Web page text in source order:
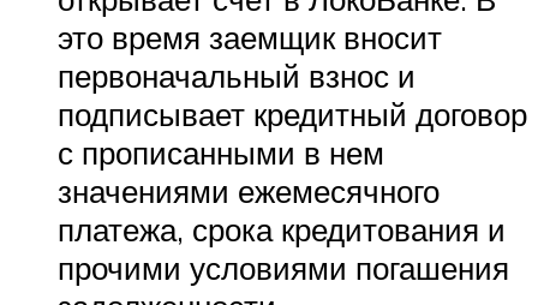
это время заемщик вносит
первоначальный взнос и
подписывает кредитный договор
с прописанными в нем
значениями ежемесячного
платежа, срока кредитования и
прочими условиями погашения